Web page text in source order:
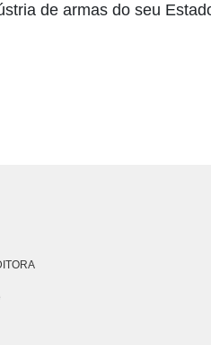
de armas do seu